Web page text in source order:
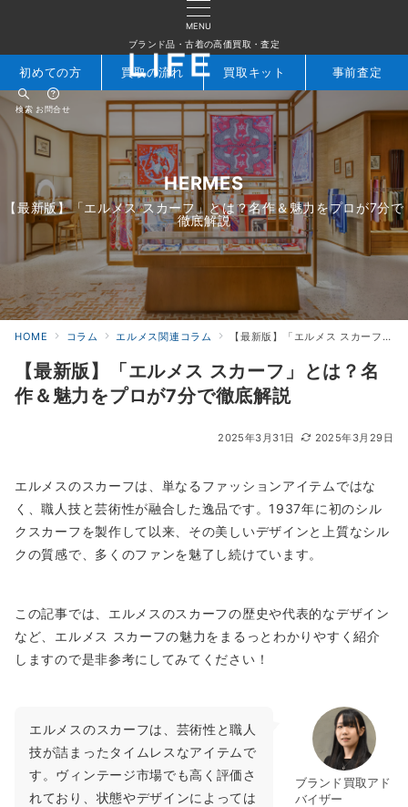
MENU
ブランド品・古着の高価買取・査定
検索 お問合せ
初めての方 買取の流れ 買取キット 事前査定
HERMES
【最新版】「エルメス スカーフ」とは？名作＆魅力をプロが7分で
徹底解説
HOME コラム エルメス関連コラム 【最新版】「エルメス スカーフ」とは？名作＆魅力をプロが7分で徹底解説
【最新版】「エルメス スカーフ」とは？名
作＆魅力をプロが7分で徹底解説
2025年3月31日 2025年3月29日
エルメスのスカーフは、単なるファッションアイテムではな
く、職人技と芸術性が融合した逸品です。1937年に初のシル
クスカーフを製作して以来、その美しいデザインと上質なシル
クの質感で、多くのファンを魅了し続けています。
この記事では、エルメスのスカーフの歴史や代表的なデザイン
など、エルメス スカーフの魅力をまるっとわかりやすく紹介
しますので是非参考にしてみてください！
ブランド買取アド
バイザー
エルメスのスカーフは、芸術性と職人
技が詰まったタイムレスなアイテムで
す。ヴィンテージ市場でも高く評価さ
れており、状態やデザインによっては